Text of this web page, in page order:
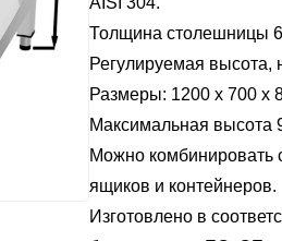
Толщина столешницы
Регулируемая высота,
Размеры: 1200 x 700 x
Максимальная высота
Можно комбинировать
ящиков и контейнеров.
Изготовлено в